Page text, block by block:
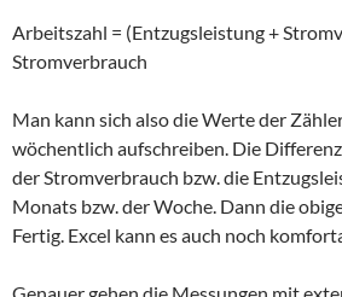
Arbeitszahl = (Entzugsleistung +
Stromverbrauch
Man kann sich also die Werte der
wöchentlich aufschreiben. Die
der Stromverbrauch bzw. die
Monats bzw. der Woche. Dann die
Fertig. Excel kann es auch noch